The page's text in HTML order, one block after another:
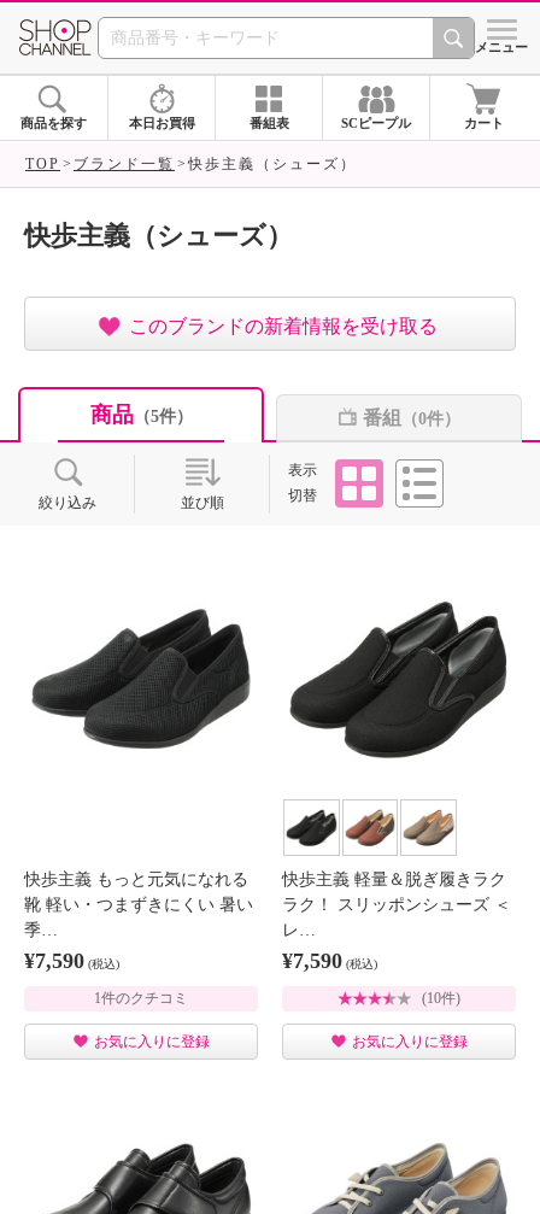
SHOP CHANNEL ショッ
メニュー
商品を探す 本日お買得 番組表 SCピープル カート
TOP ブランド一覧 快歩主義（シューズ）
快歩主義（シューズ）
このブランドの新着情報を受け取る
商品（5件） 番組 （0件）
絞り込み 並び順
表示
切替
タイル
快歩主義 もっと元気になれる
靴 軽い・つまずきにくい 暑い
季…
¥7,590 (税込)
1件のクチコミ
お気に入りに登録
快歩主義 軽量＆脱ぎ履きラク
ラク！ スリッポンシューズ ＜
レ…
¥7,590 (税込)
(10件)
お気に入りに登録